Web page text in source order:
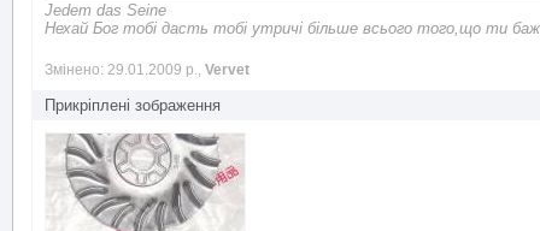
Jedem das Seine
Нехай Бог тобі дасть тобі утричі більше всього того,що ти
Змінено: 29.01.2009 р., Vervet
Прикріплені зображення